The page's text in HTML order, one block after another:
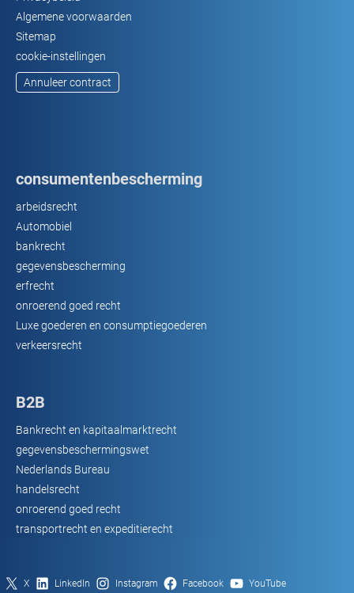
Algemene voorwaarden
Sitemap
cookie-instellingen
Annuleer contract
consumentenbescherming
arbeidsrecht
Automobiel
bankrecht
gegevensbescherming
erfrecht
onroerend goed recht
Luxe goederen en consumptiegoederen
verkeersrecht
B2B
Bankrecht en kapitaalmarktrecht
gegevensbeschermingswet
Nederlands Bureau
handelsrecht
onroerend goed recht
transportrecht en expeditierecht
X LinkedIn Instagram Facebook YouTube